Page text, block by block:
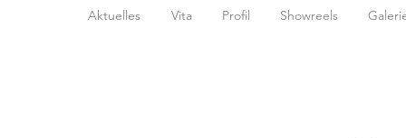
Aktuelles Vita Profil Showreels